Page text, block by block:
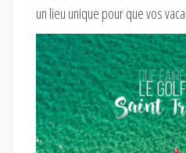
un lieu unique pour que vos